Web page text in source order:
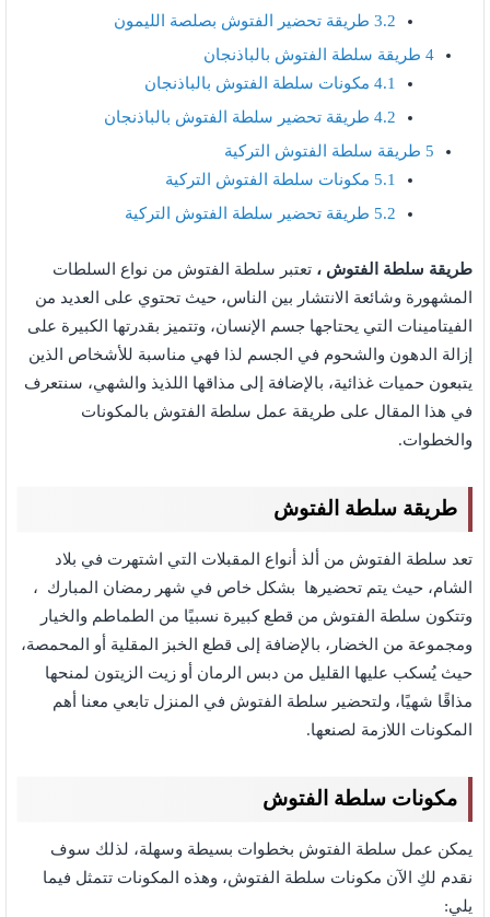
3.2 طريقة تحضير الفتوش بصلصة الليمون
4 طريقة سلطة الفتوش بالباذنجان
4.1 مكونات سلطة الفتوش بالباذنجان
4.2 طريقة تحضير سلطة الفتوش بالباذنجان
5 طريقة سلطة الفتوش التركية
5.1 مكونات سلطة الفتوش التركية
5.2 طريقة تحضير سلطة الفتوش التركية
طريقة سلطة الفتوش ، تعتبر سلطة الفتوش من نواع السلطات
المشهورة وشائعة الانتشار بين الناس، حيث تحتوي على العديد من
الفيتامينات التي يحتاجها جسم الإنسان، وتتميز بقدرتها الكبيرة على
إزالة الدهون والشحوم في الجسم لذا فهي مناسبة للأشخاص الذين
يتبعون حميات غذائية، بالإضافة إلى مذاقها اللذيذ والشهي، سنتعرف
في هذا المقال على طريقة عمل سلطة الفتوش بالمكونات
والخطوات.
طريقة سلطة الفتوش
تعد سلطة الفتوش من ألذ أنواع المقبلات التي اشتهرت في بلاد
الشام، حيث يتم تحضيرها بشكل خاص في شهر رمضان المبارك ،
وتتكون سلطة الفتوش من قطع كبيرة نسبيًا من الطماطم والخيار
ومجموعة من الخضار، بالإضافة إلى قطع الخبز المقلية أو المحمصة،
حيث يُسكب عليها القليل من دبس الرمان أو زيت الزيتون لمنحها
مذاقًا شهيًا، ولتحضير سلطة الفتوش في المنزل تابعي معنا أهم
المكونات اللازمة لصنعها.
مكونات سلطة الفتوش
يمكن عمل سلطة الفتوش بخطوات بسيطة وسهلة، لذلك سوف
نقدم لكِ الآن مكونات سلطة الفتوش، وهذه المكونات تتمثل فيما
يلي: